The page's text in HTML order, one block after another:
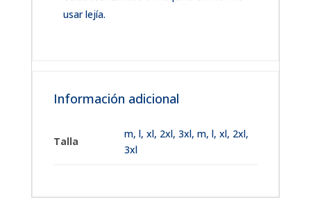
usar lejía.
Información adicional
Talla
m, l, xl, 2xl, 3xl, m, l, xl, 2xl,
3xl